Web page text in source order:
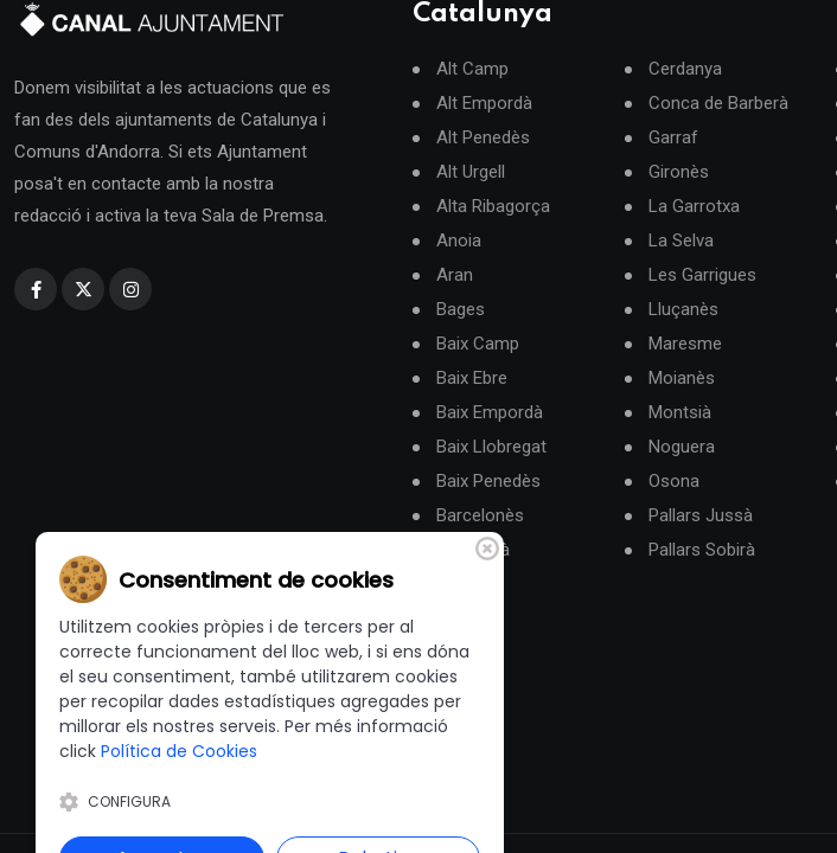
Donem visibilitat a les actuacions que es
fan des dels ajuntaments de Catalunya i
Comuns d'Andorra. Si ets Ajuntament
posa't en contacte amb la nostra
redacció i activa la teva Sala de Premsa.
Catalunya
Alt Camp
Alt Empordà
Alt Penedès
Alt Urgell
Alta Ribagorça
Anoia
Aran
Bages
Baix Camp
Baix Ebre
Baix Empordà
Baix Llobregat
Baix Penedès
Barcelonès
Berguedà
Cerdanya
Conca de Barberà
Garraf
Gironès
La Garrotxa
La Selva
Les Garrigues
Lluçanès
Maresme
Moianès
Montsià
Noguera
Osona
Pallars Jussà
Pallars Sobirà
Consentiment de cookies
Utilitzem cookies pròpies i de tercers per al
correcte funcionament del lloc web, i si ens dóna
el seu consentiment, també utilitzarem cookies
per recopilar dades estadístiques agregades per
millorar els nostres serveis. Per més informació
click Política de Cookies
CONFIGURA